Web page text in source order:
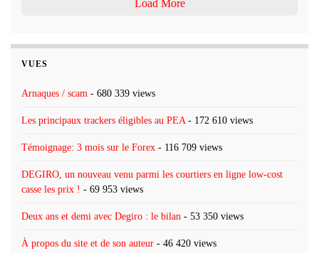
Load More
VUES
Arnaques / scam - 680 339 views
Les principaux trackers éligibles au PEA - 172 610 views
Témoignage: 3 mois sur le Forex - 116 709 views
DEGIRO, un nouveau venu parmi les courtiers en ligne low-cost
casse les prix ! - 69 953 views
Deux ans et demi avec Degiro : le bilan - 53 350 views
À propos du site et de son auteur - 46 420 views